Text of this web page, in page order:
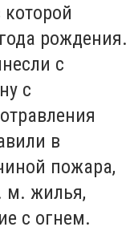
рождения.
с
с
в
пожара,
м. жилья,
с огнем.